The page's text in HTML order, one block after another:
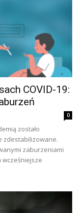
COVID-19:
0
zostało
zdestabilizowane.
zaburzeniami
wcześniejsze